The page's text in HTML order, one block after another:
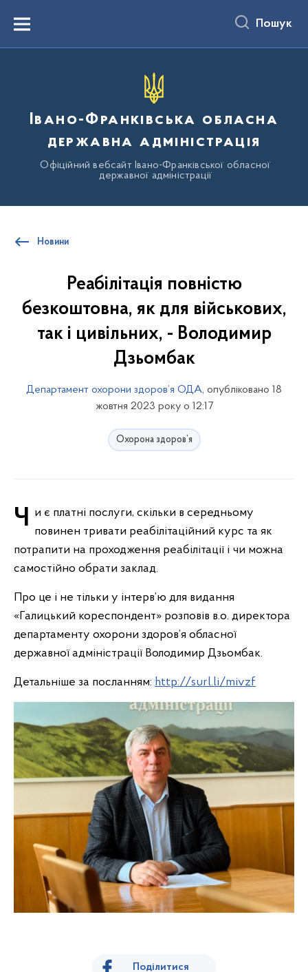
вмістуMenu Пошук
Івано-Франківська обласна
державна адміністрація
Офіційний вебсайт Івано-Франківської обласної
державної адміністрації
Новини
Реабілітація повністю
безкоштовна, як для військових,
так і цивільних, - Володимир
Дзьомбак
Департамент охорони здоров’я ОДА, опубліковано 18
жовтня 2023 року о 12:17
Охорона здоров’я
Чи є платні послуги, скільки в середньому повинен тривати реабілітаційний курс та як
потрапити на проходження реабілітації і чи можна
самостійно обрати заклад.
Про це і не тільки у інтерв’ю для видання
«Галицький кореспондент» розповів в.о. директора
департаменту охорони здоров’я обласної
державної адміністрації Володимир Дзьомбак.
Детальніше за посланням: http://surl.li/mivzf
Поділитися